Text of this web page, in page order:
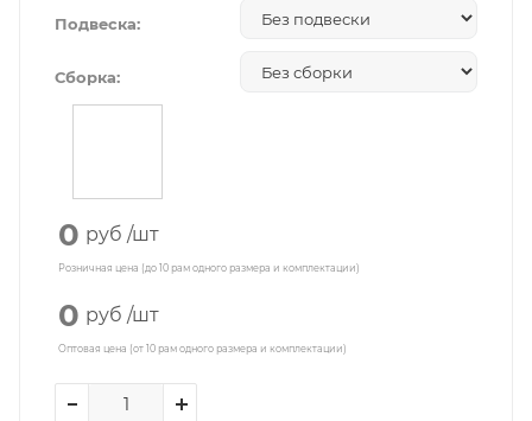
Подвеска:
Сборка:
0 руб /шт
Розничная цена (до 10 рам одного размера и комплектации)
0 руб /шт
Оптовая цена (от 10 рам одного размера и комплектации)